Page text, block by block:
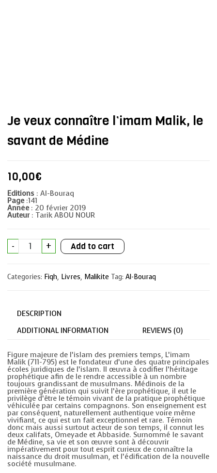
Je veux connaître l’imam Malik, le
savant de Médine
10,00€
Editions : Al-Bouraq
Page:141
Année : 20 février 2019
Auteur : Tarik ABOU NOUR
- Je
veux
connaître
le
+ Add to cart
Categories: Fiqh, Livres, Malikite Tag: Al-Bouraq
DESCRIPTION
ADDITIONAL INFORMATION
REVIEWS (0)
Figure majeure de l’islam des premiers temps, L’imam
Malik (711-795) est le fondateur d’une des quatre principales
écoles juridiques de l’islam. Il œuvra à codifier l’héritage
prophétique afin de le rendre accessible à un nombre
toujours grandissant de musulmans. Médinois de la
première génération qui suivit l’ère prophétique, il eut le
privilège d’être le témoin vivant de la pratique prophétique
véhiculée par certains compagnons. Son enseignement est
par conséquent, naturellement authentique voire même
vivifiant, ce qui est un fait exceptionnel et rare. Témoin
donc mais aussi surtout acteur de son temps, il connut les
deux califats, Omeyade et Abbaside. Surnommé le savant
de Médine, sa vie et son œuvre sont à découvrir
impérativement pour tout esprit curieux de connaître la
naissance du droit musulman, et l’édification de la nouvelle
société musulmane.